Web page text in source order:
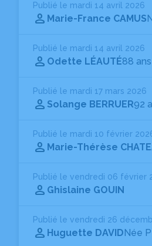
Publié le mardi 14 avril 2026
Marie-France CAMUS
Publié le mardi 14 avril 2026
Odette LÉAUTÉ88 ans
Publié le mardi 17 mars 2026
Solange BERRUER92
Publié le mardi 10 février
Marie-Thérèse
Publié le vendredi 06 février
Ghislaine GOUIN
Publié le vendredi 26
Huguette DAVIDNée